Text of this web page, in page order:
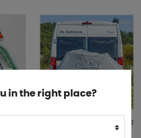
62
ProPlus Polkupyöränsuoja XL 2
in the right place?